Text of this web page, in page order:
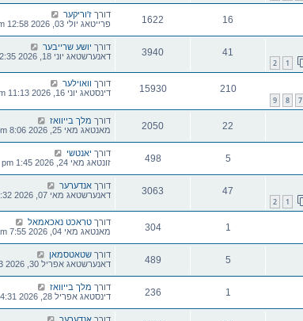
16
1622 דורך ז'וריקער
פרייטאג יולי 03, 2026 12:58 pm
1
2
41
3940 דורך יושע שרייבער
דאנערשטאג יוני 18, 2026 12:35 pm
7
8
9
210
15930 דורך וואוילער
דינסטאג יוני 16, 2026 11:13 am
22
2050 דורך מלך בייוואז
מאנטאג מאי 25, 2026 8:06 pm
5
498 דורך יאנטשי
זונטאג מאי 24, 2026 1:45 pm
1
2
47
3063 דורך אנדערער
דאנערשטאג מאי 07, 2026 10:32 pm
1
304 דורך טראכט נאכאמאל
מאנטאג מאי 04, 2026 7:55 am
5
489 דורך שטאטסמאן
דאנערשטאג אפריל 30, 2026 11:23 am
1
236 דורך מלך בייוואז
דינסטאג אפריל 28, 2026 4:31 pm